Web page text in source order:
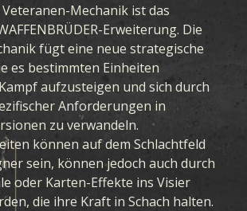
Mechanik ist das
Erweiterung. Die
fügt eine neue strategische
es bestimmten Einheiten
aufzusteigen und sich durch
Anforderungen in
zu verwandeln.
können auf dem Schlachtfeld
sein, können jedoch auch durch
oder Karten-Effekte ins Visier
die ihre Kraft in Schach halten.